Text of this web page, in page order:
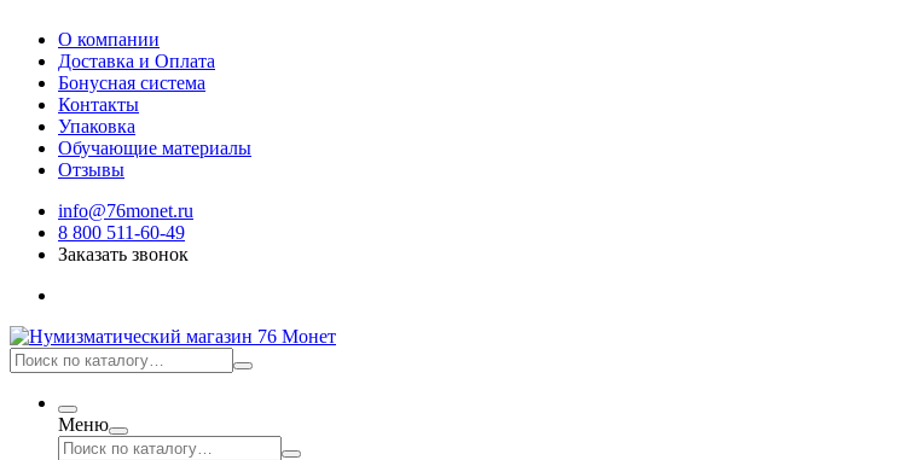
О компании
Доставка и Оплата
Бонусная система
Контакты
Упаковка
Обучающие материалы
Отзывы
info@76monet.ru
8 800 511-60-49
Заказать звонок
Меню